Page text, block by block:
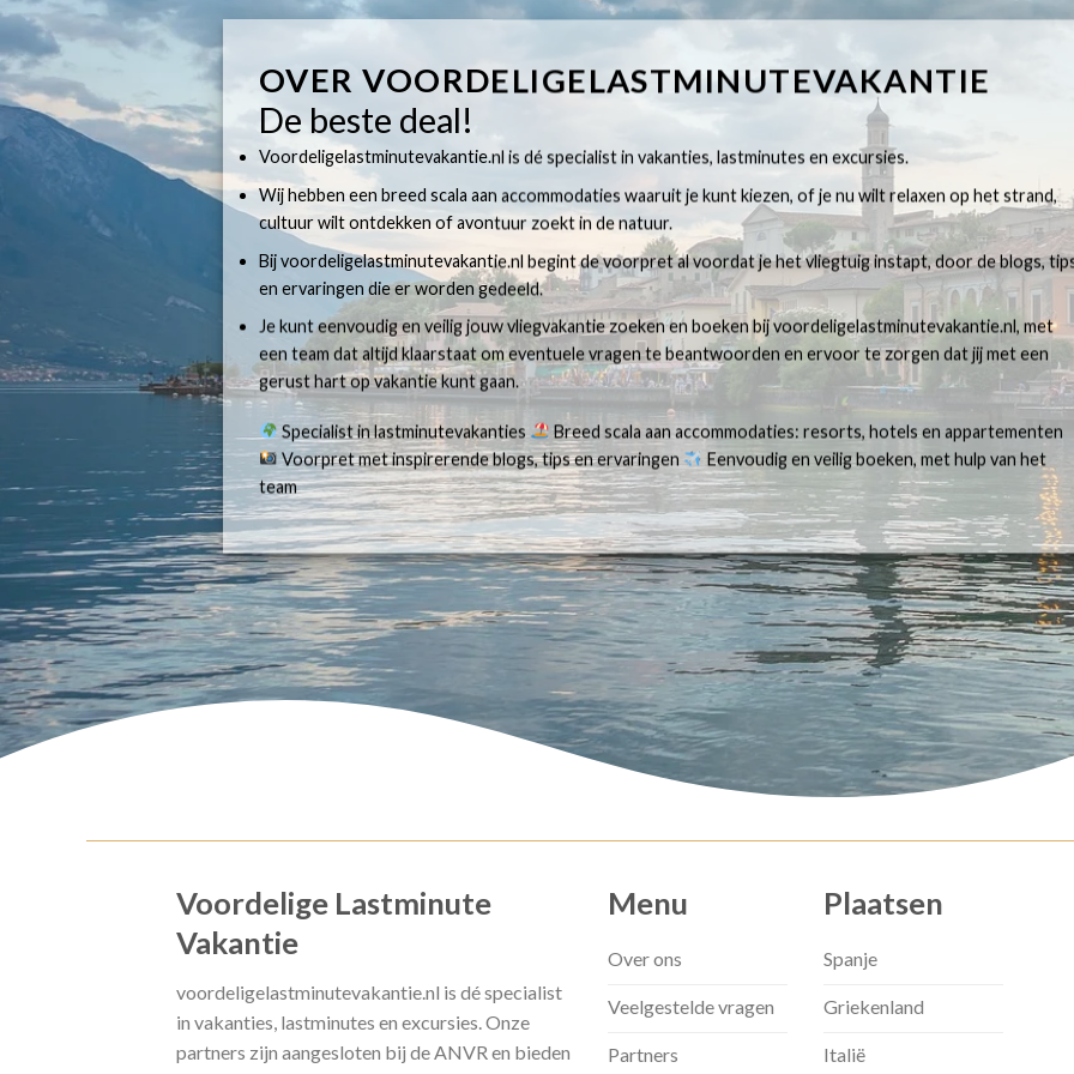
OVER VOORDELIGELASTMINUTEVAKANTIE
De beste deal!
Voordeligelastminutevakantie.nl is dé specialist in vakanties, lastminutes en excursies.
Wij hebben een breed scala aan accommodaties waaruit je kunt kiezen, of je nu wilt relaxen op het strand,
cultuur wilt ontdekken of avontuur zoekt in de natuur.
Bij voordeligelastminutevakantie.nl begint de voorpret al voordat je het vliegtuig instapt, door de blogs,
en ervaringen die er worden gedeeld.
Je kunt eenvoudig en veilig jouw vliegvakantie zoeken en boeken bij voordeligelastminutevakantie.nl, met
een team dat altijd klaarstaat om eventuele vragen te beantwoorden en ervoor te zorgen dat jij met een
gerust hart op vakantie kunt gaan.
Specialist in lastminutevakanties
Breed scala aan accommodaties: resorts, hotels en appartementen
Voorpret met inspirerende blogs, tips en ervaringen
Eenvoudig en veilig boeken, met hulp van het
team
Voordelige Lastminute
Vakantie
voordeligelastminutevakantie.nl is dé specialist
in vakanties, lastminutes en excursies. Onze
partners zijn aangesloten bij de ANVR en bieden
Menu
Over ons
Veelgestelde vragen
Partners
Plaatsen
Spanje
Griekenland
Italië